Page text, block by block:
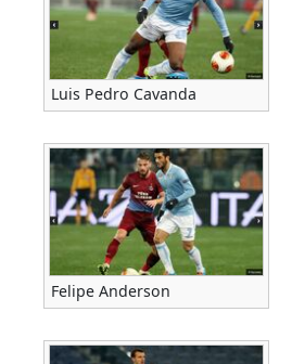
Luis Pedro Cavanda
Felipe Anderson